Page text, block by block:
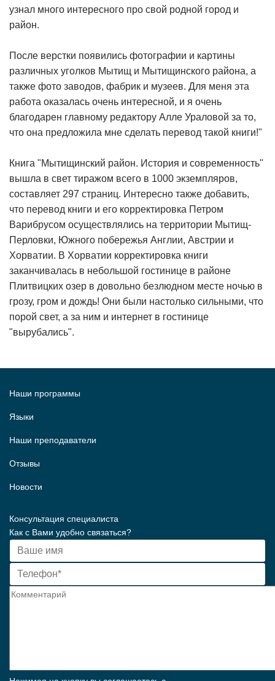
узнал много интересного про свой родной город и
район.
После верстки появились фотографии и картины
различных уголков Мытищ и Мытищинского района, а
также фото заводов, фабрик и музеев. Для меня эта
работа оказалась очень интересной, и я очень
благодарен главному редактору Алле Ураловой за то,
что она предложила мне сделать перевод такой книги!"
Книга "Мытищинский район. История и современность"
вышла в свет тиражом всего в 1000 экземпляров,
составляет 297 страниц. Интересно также добавить,
что перевод книги и его корректировка Петром
Варибрусом осуществлялись на территории Мытищ-
Перловки, Южного побережья Англии, Австрии и
Хорватии. В Хорватии корректировка книги
заканчивалась в небольшой гостинице в районе
Плитвицких озер в довольно безлюдном месте ночью в
грозу, гром и дождь! Они были настолько сильными, что
порой свет, а за ним и интернет в гостинице
"вырубались".
Наши программы
Языки
Наши преподаватели
Отзывы
Новости
Консультация специалиста
Как с Вами удобно связаться?